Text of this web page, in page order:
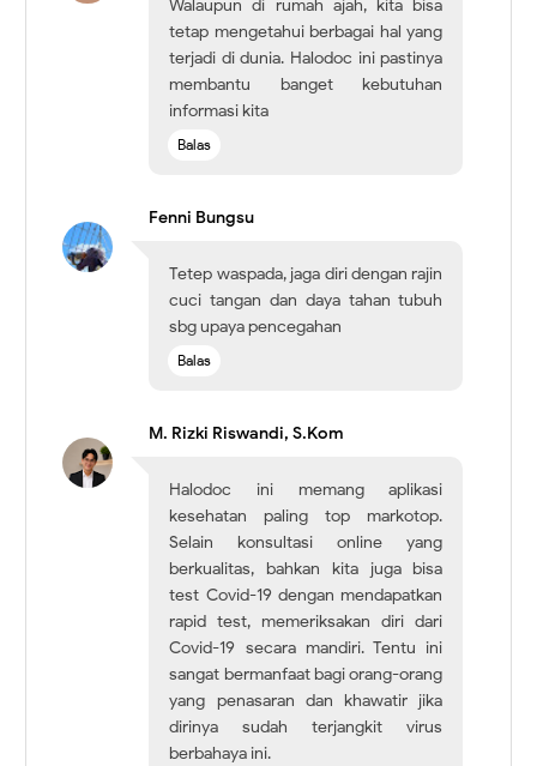
Walaupun di rumah ajah, kita bisa
tetap mengetahui berbagai hal yang
terjadi di dunia. Halodoc ini pastinya
membantu banget kebutuhan
informasi kita
Balas
Fenni Bungsu
Tetep waspada, jaga diri dengan rajin
cuci tangan dan daya tahan tubuh
sbg upaya pencegahan
Balas
M. Rizki Riswandi, S.Kom
Halodoc ini memang aplikasi
kesehatan paling top markotop.
Selain konsultasi online yang
berkualitas, bahkan kita juga bisa
test Covid-19 dengan mendapatkan
rapid test, memeriksakan diri dari
Covid-19 secara mandiri. Tentu ini
sangat bermanfaat bagi orang-orang
yang penasaran dan khawatir jika
dirinya sudah terjangkit virus
berbahaya ini.